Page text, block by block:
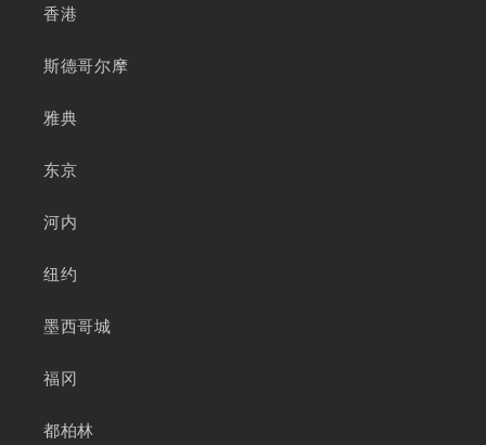
香港
斯德哥尔摩
雅典
东京
河内
纽约
墨西哥城
福冈
都柏林